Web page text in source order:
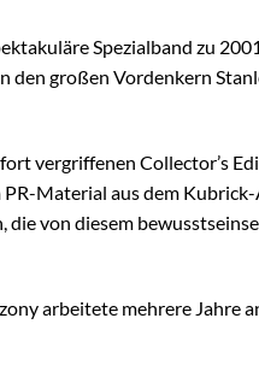
Spezialband zu
den großen Vordenkern
vergriffenen Collector’s
Material aus dem
von diesem
arbeitete mehrere Jahre